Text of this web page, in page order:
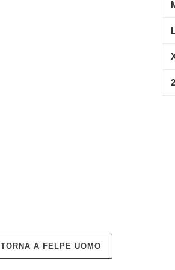
TORNA A FELPE UOMO